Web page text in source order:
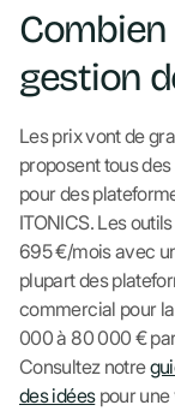
gestion
Les prix vont de
proposent tous
pour des
ITONICS. Les
695 €/mois avec
plupart des
commercial pour
000 à 80 000 €
Consultez notre
des idéespour une